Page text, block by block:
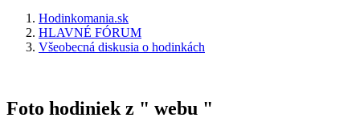
Hodinkomania.sk
HLAVNÉ FÓRUM
Všeobecná diskusia o hodinkách
Foto hodiniek z " webu "